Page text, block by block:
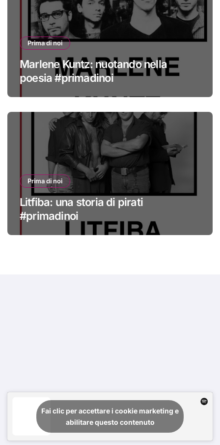
Prima di noi
Marlene Kuntz: nuotando nella
poesia #primadinoi
Prima di noi
Litfiba: una storia di pirati
#primadinoi
Fai clic per accettare i cookie marketing e
abilitare questo contenuto